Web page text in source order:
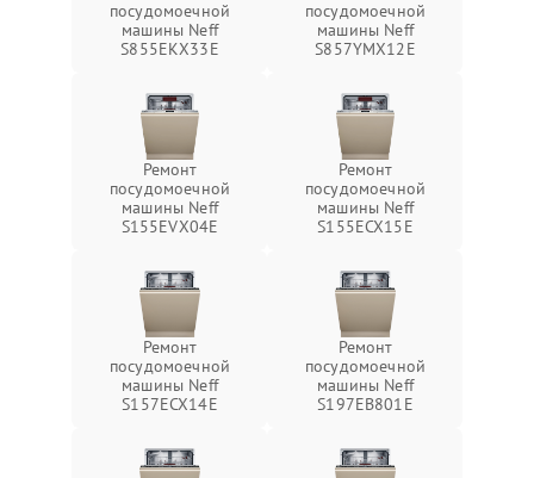
посудомоечной
машины Neff
S855EKX33E
посудомоечной
машины Neff
S857YMX12E
Ремонт
посудомоечной
машины Neff
S155EVX04E
Ремонт
посудомоечной
машины Neff
S155ECX15E
Ремонт
посудомоечной
машины Neff
S157ECX14E
Ремонт
посудомоечной
машины Neff
S197EB801E